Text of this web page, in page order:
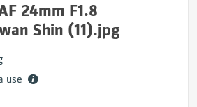
24mm F1.8
Shin (11).jpg
use